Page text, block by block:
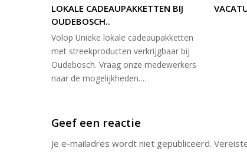
LOKALE CADEAUPAKKETTEN BIJ
OUDEBOSCH..
Volop Unieke lokale cadeaupakketten
met streekproducten verkrijgbaar bij
Oudebosch. Vraag onze medewerkers
naar de mogelijkheden.…
Geef een reactie
Je e-mailadres wordt niet gepubliceerd.